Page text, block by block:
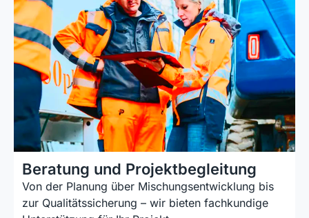
Beratung und Projektbegleitung
Von der Planung über Mischungs­entwicklung bis
zur Qualitäts­sicherung – wir bieten fach­kundige